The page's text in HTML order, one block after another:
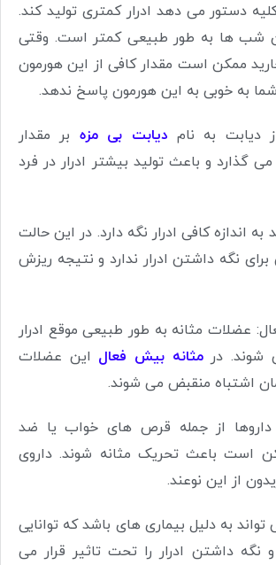
دستور می دهد ادرار کمتری تولید کند.
شب ها به طور طبیعی کمتر است. وقتی
ممکن است مقدار کافی از این هورمون
شما به خوبی به این هورمون پاسخ ندهد.
دیابت به نام دیابت بی مزه بر مقدار
می گذارد و باعث تولید بیشتر ادرار در فرد
به اندازه کافی ادرار نگه دارد. در این حالت
نگه داشتن ادرار ندارد و نتیجه ریزش
عضلات مثانه به طور طبیعی موقع ادرار
شوند. درمثانه بیش فعال این عضلات
اشتباه منقبض می شوند.
از جمله قرص های خواب یا ضد
است باعث تحریک مثانه شوند. داروی
از این نوعند.
به دلیل بیماری های باشد که توانایی
نگه داشتن ادرار را تحت تاثیر قرار می